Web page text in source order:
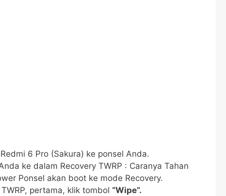
6 Pro (Sakura) ke ponsel Anda.
ke dalam Recovery TWRP : Caranya Tahan
Ponsel akan boot ke mode Recovery.
pertama, klik tombol “Wipe”.